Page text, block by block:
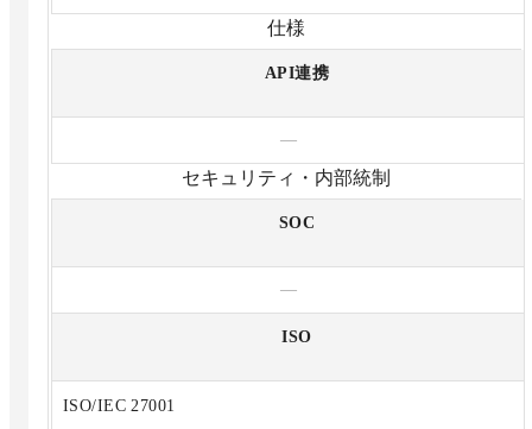
仕様
API連携
—
セキュリティ・内部統制
SOC
—
ISO
ISO/IEC 27001